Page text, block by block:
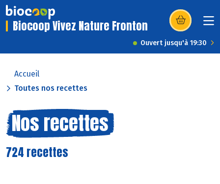
Biocoop Vivez Nature Fronton (s’ouvre dans
Ouvert jusqu'à 19:30
Accueil
Toutes nos recettes
Nos recettes
724 recettes